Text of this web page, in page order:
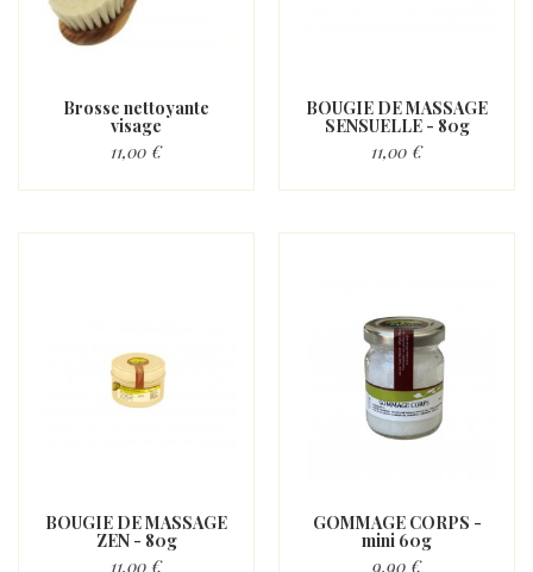
Brosse nettoyante
visage
11,00 €
BOUGIE DE MASSAGE
SENSUELLE - 80g
11,00 €
BOUGIE DE MASSAGE
ZEN - 80g
11,00 €
GOMMAGE CORPS -
mini 60g
9,90 €